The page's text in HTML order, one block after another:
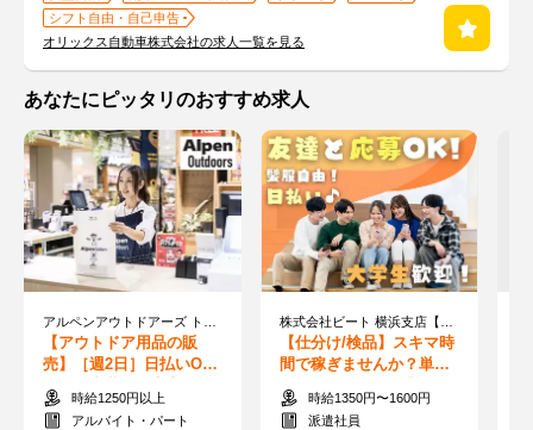
シフト自由・自己申告
オリックス自動車株式会社の求人一覧を見る
あなたにピッタリのおすすめ求人
【アウトドア用品の販
売】［週2日］日払いOK
で急な出費でも安心！シ
フト柔軟◎
時給1250円以上
アルバイト・パート
【仕分け/検品】スキマ時
間で稼ぎませんか？単発1
日～超かんたん作業で日
給1万円以上も◎
時給1350円〜1600円
派遣社員